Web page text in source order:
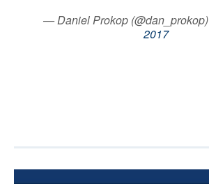
— Daniel Prokop (@dan_prokop)
2017